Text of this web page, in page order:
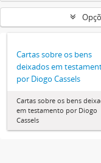
Cartas sobre os bens
deixados em
por Diogo Cassels
Cartas sobre os bens
em testamento por Diogo
Cassels